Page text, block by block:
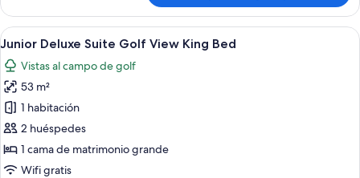
Deluxe
Suite
Golf
View
Double
Bed
Abrir
todas
las
fotos
de
Junior
Deluxe
Suite
Un dormitorio moderno con una
4
Junior Deluxe Suite Golf View King Bed
Vistas al campo de golf
53 m²
1 habitación
2 huéspedes
1 cama de matrimonio grande
Wifi gratis